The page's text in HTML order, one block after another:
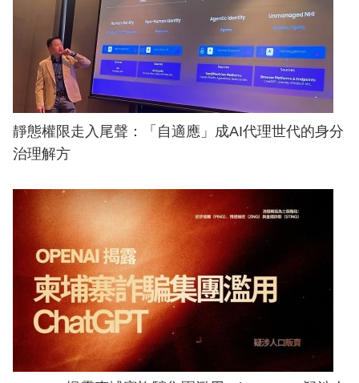
靜態權限走入尾聲：「自適應」成AI代理世代的身分
治理解方